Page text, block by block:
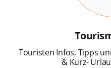
Touristen Infos, Tipps
& Kurz-